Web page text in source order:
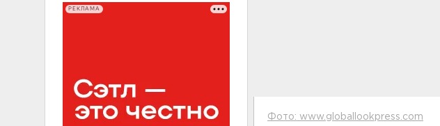
РЕКЛАМА
Фото: www.globallookpress.com